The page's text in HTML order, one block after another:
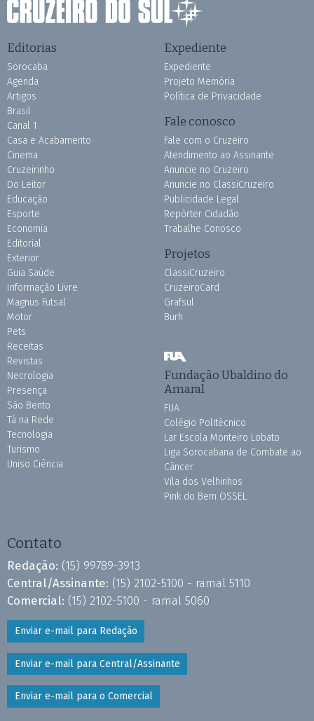
Editorias
Sorocaba
Agenda
Artigos
Brasil
Canal 1
Casa e Acabamento
Cinema
Cruzeirinho
Do Leitor
Educação
Esporte
Economia
Editorial
Exterior
Guia Saúde
Informação Livre
Magnus Futsal
Motor
Pets
Receitas
Revistas
Necrologia
Presença
São Bento
Tá na Rede
Tecnologia
Turismo
Uniso Ciência
Expediente
Expediente
Projeto Memória
Política de Privacidade
Fale conosco
Fale com o Cruzeiro
Atendimento ao Assinante
Anuncie no Cruzeiro
Anuncie no ClassiCruzeiro
Publicidade Legal
Repórter Cidadão
Trabalhe Conosco
Projetos
ClassiCruzeiro
CruzeiroCard
Grafsul
Burh
Fundação Ubaldino do
Amaral
FUA
Colégio Politécnico
Lar Escola Monteiro Lobato
Liga Sorocabana de Combate ao
Câncer
Vila dos Velhinhos
Pink do Bem OSSEL
Contato
Redação: (15) 99789-3913
Central/Assinante: (15) 2102-5100 - ramal 5110
Comercial: (15) 2102-5100 - ramal 5060
Enviar e-mail para Redação
Enviar e-mail para Central/Assinante
Enviar e-mail para o Comercial